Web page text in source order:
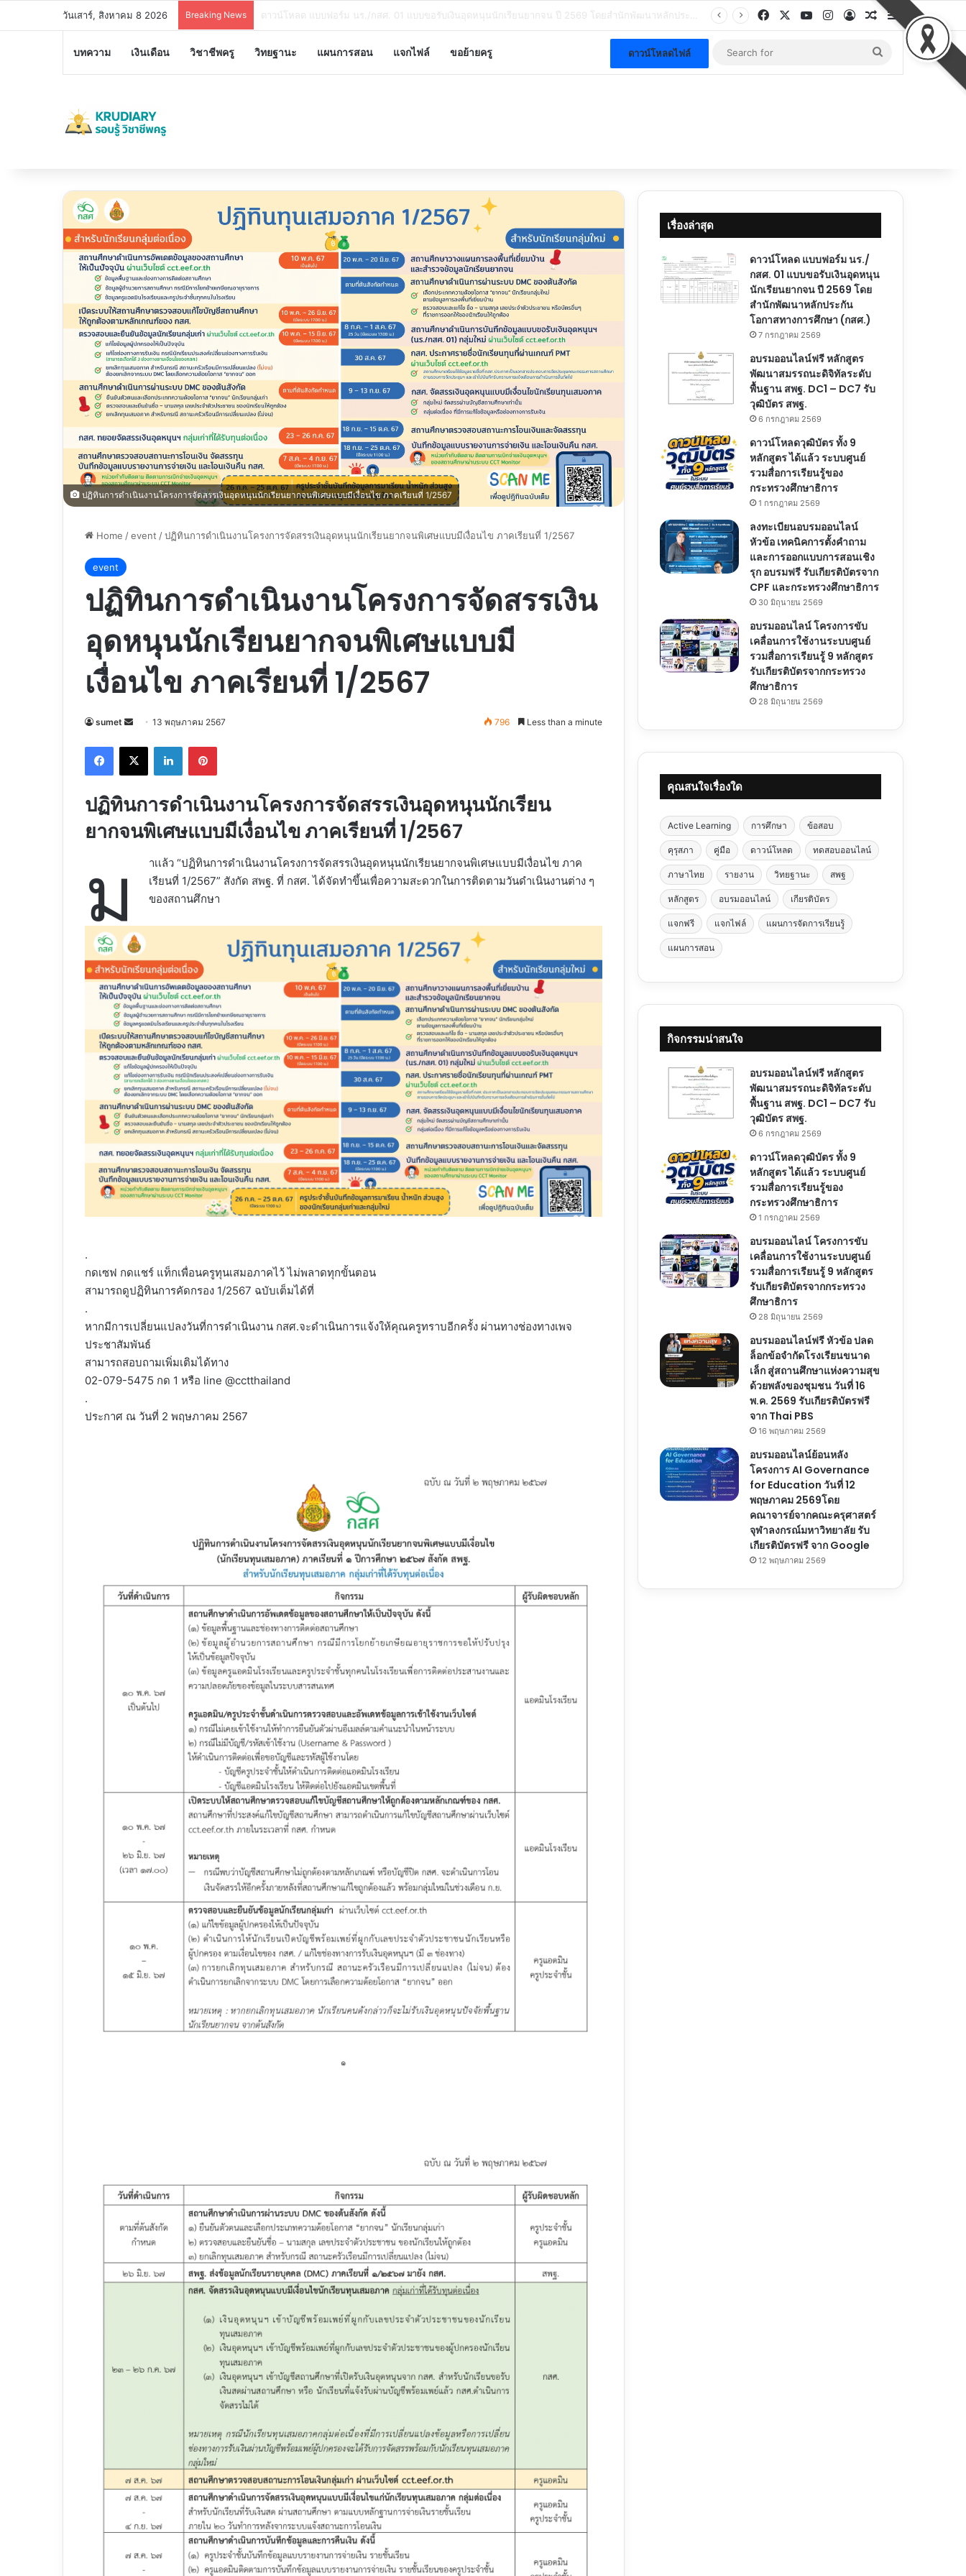
วันเสาร์, สิงหาคม 8 2026 Breaking News อบรมออนไลน์ฟรี หลักสูตรพัฒนาสมรรถนะดิจิทัลระดับพื้นฐาน สพฐ. DC1 – DC7 รับวุฒิบัตร สพฐ. FacebookYouTubeInstagram
Log InRandom Article
Sidebar
บทความ เงินเดือน วิชาชีพครู วิทยฐานะ แผนการสอน แจกไฟล์ ขอย้ายครู ดาวน์โหลดไฟล์
Search
for
ปฏิทินการดำเนินงานโครงการจัดสรรเงินอุดหนุนนักเรียนยากจนพิเศษแบบมีเงื่อนไข ภาคเรียนที่ 1/2567
Home /event /ปฏิทินการดำเนินงานโครงการจัดสรรเงินอุดหนุนนักเรียนยากจนพิเศษแบบมีเงื่อนไข ภาคเรียนที่ 1/2567
event
ปฏิทินการดำเนินงานโครงการจัดสรรเงิน
อุดหนุนนักเรียนยากจนพิเศษแบบมี
เงื่อนไข ภาคเรียนที่ 1/2567
sumet
Send
email
13 พฤษภาคม 2567 796 Less than a minute
Facebook
X LinkedInPinterest
ปฏิทินการดำเนินงานโครงการจัดสรรเงินอุดหนุนนักเรียน
ยากจนพิเศษแบบมีเงื่อนไข ภาคเรียนที่ 1/2567
ม
าเเล้ว “ปฏิทินการดำเนินงานโครงการจัดสรรเงินอุดหนุนนักเรียนยากจนพิเศษแบบมีเงื่อนไข ภาค
เรียนที่ 1/2567” สังกัด สพฐ. ที่ กสศ. ได้จัดทำขึ้นเพื่อความสะดวกในการติดตามวันดำเนินงานต่าง ๆ
ของสถานศึกษา
.
กดเซฟ กดแชร์ แท็กเพื่อนครูทุนเสมอภาคไว้ ไม่พลาดทุกขั้นตอน
สามารถดูปฏิทินการคัดกรอง 1/2567 ฉบับเต็มได้ที่
.
หากมีการเปลี่ยนแปลงวันที่การดำเนินงาน กสศ.จะดำเนินการแจ้งให้คุณครูทราบอีกครั้ง ผ่านทางช่องทางเพจ
ประชาสัมพันธ์
สามารถสอบถามเพิ่มเติมได้ทาง
02-079-5475 กด 1 หรือ line @cctthailand
.
ประกาศ ณ วันที่ 2 พฤษภาคม 2567
เรื่องล่าสุด
ดาวน์โหลด แบบฟอร์ม นร./
กสศ. 01 แบบขอรับเงินอุดหนุน
นักเรียนยากจน ปี 2569 โดย
สำนักพัฒนาหลักประกัน
โอกาสทางการศึกษา (กสศ.)
7 กรกฎาคม 2569
อบรมออนไลน์ฟรี หลักสูตร
พัฒนาสมรรถนะดิจิทัลระดับ
พื้นฐาน สพฐ. DC1 – DC7 รับ
วุฒิบัตร สพฐ.
6 กรกฎาคม 2569
ดาวน์โหลดวุฒิบัตร ทั้ง 9
หลักสูตร ได้แล้ว ระบบศูนย์
รวมสื่อการเรียนรู้ของ
กระทรวงศึกษาธิการ
1 กรกฎาคม 2569
ลงทะเบียนอบรมออนไลน์
หัวข้อ เทคนิคการตั้งคำถาม
และการออกแบบการสอนเชิง
รุก อบรมฟรี รับเกียรติบัตรจาก
CPF และกระทรวงศึกษาธิการ
30 มิถุนายน 2569
อบรมออนไลน์ โครงการขับ
เคลื่อนการใช้งานระบบศูนย์
รวมสื่อการเรียนรู้ 9 หลักสูตร
รับเกียรติบัตรจากกระทรวง
ศึกษาธิการ
28 มิถุนายน 2569
คุณสนใจเรื่องใด
Active Learning การศึกษา ข้อสอบ
คุรุสภา คู่มือ ดาวน์โหลด ทดสอบออนไลน์
ภาษาไทย รายงาน วิทยฐานะ สพฐ
หลักสูตร อบรมออนไลน์ เกียรติบัตร
แจกฟรี แจกไฟล์ แผนการจัดการเรียนรู้
แผนการสอน
กิจกรรมน่าสนใจ
อบรมออนไลน์ฟรี หลักสูตร
พัฒนาสมรรถนะดิจิทัลระดับ
พื้นฐาน สพฐ. DC1 – DC7 รับ
วุฒิบัตร สพฐ.
6 กรกฎาคม 2569
ดาวน์โหลดวุฒิบัตร ทั้ง 9
หลักสูตร ได้แล้ว ระบบศูนย์
รวมสื่อการเรียนรู้ของ
กระทรวงศึกษาธิการ
1 กรกฎาคม 2569
อบรมออนไลน์ โครงการขับ
เคลื่อนการใช้งานระบบศูนย์
รวมสื่อการเรียนรู้ 9 หลักสูตร
รับเกียรติบัตรจากกระทรวง
ศึกษาธิการ
28 มิถุนายน 2569
อบรมออนไลน์ฟรี หัวข้อ ปลด
ล็อกข้อจำกัดโรงเรียนขนาด
เล็ก สู่สถานศึกษาแห่งความสุข
ด้วยพลังของชุมชน วันที่ 16
พ.ค. 2569 รับเกียรติบัตรฟรี
จาก Thai PBS
16 พฤษภาคม 2569
อบรมออนไลน์ย้อนหลัง
โครงการ AI Governance
for Education วันที่ 12
พฤษภาคม 2569โดย
คณาจารย์จากคณะครุศาสตร์
จุฬาลงกรณ์มหาวิทยาลัย รับ
เกียรติบัตรฟรี จาก Google
12 พฤษภาคม 2569